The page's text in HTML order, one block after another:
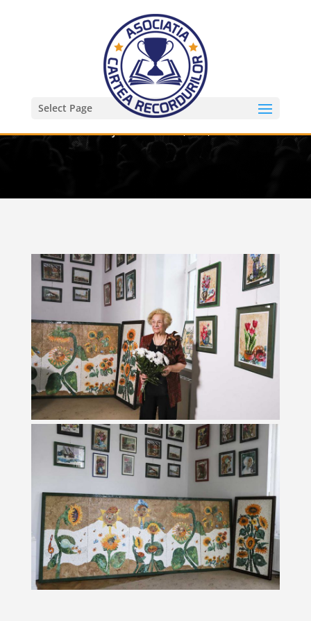
Select Page
Niculina Posan – cel mai mare tablou
mozaic din coji de oua – 3,5×1,4m